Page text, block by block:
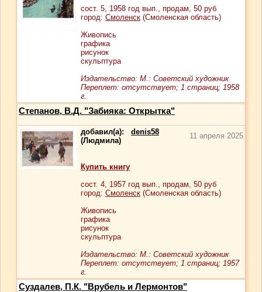
сост. 5, 1958 год вып., продам, 50 руб
город: Смоленск (Смоленская область)
Живопись
графика
рисунок
скульптура
Издательство: М.: Советский художник
Переплет: отсутствует; 1 страниц; 1958
г.
Степанов, В.Д. "Забияка: Открытка"
добавил(а): denis58
(Людмила)
11 апреля 2025
Купить книгу
сост. 4, 1957 год вып., продам, 50 руб
город: Смоленск (Смоленская область)
Живопись
графика
рисунок
скульптура
Издательство: М.: Советский художник
Переплет: отсутствует; 1 страниц; 1957
г.
Суздалев, П.К. "Врубель и Лермонтов"